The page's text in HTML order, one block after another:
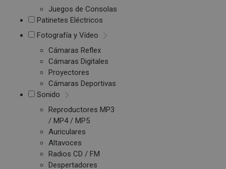
Juegos de Consolas
Patinetes Eléctricos
Fotografía y Vídeo
Cámaras Reflex
Cámaras Digitales
Proyectores
Cámaras Deportivas
Sonido
Reproductores MP3
/ MP4 / MP5
Auriculares
Altavoces
Radios CD / FM
Despertadores